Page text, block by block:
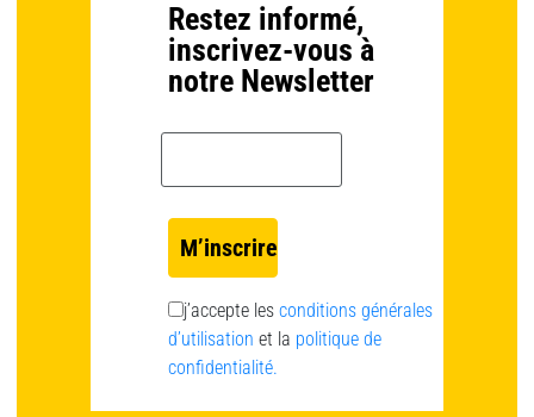
Restez informé,
inscrivez-vous à
notre Newsletter
j’accepte les conditions générales
d’utilisation et la politique de
confidentialité.